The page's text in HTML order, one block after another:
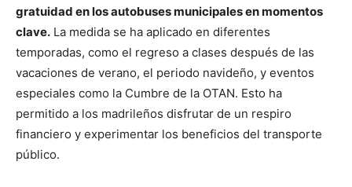
gratuidad en los autobuses municipales en momentos
clave. La medida se ha aplicado en diferentes
temporadas, como el regreso a clases después de las
vacaciones de verano, el periodo navideño, y eventos
especiales como la Cumbre de la OTAN. Esto ha
permitido a los madrileños disfrutar de un respiro
financiero y experimentar los beneficios del transporte
público.